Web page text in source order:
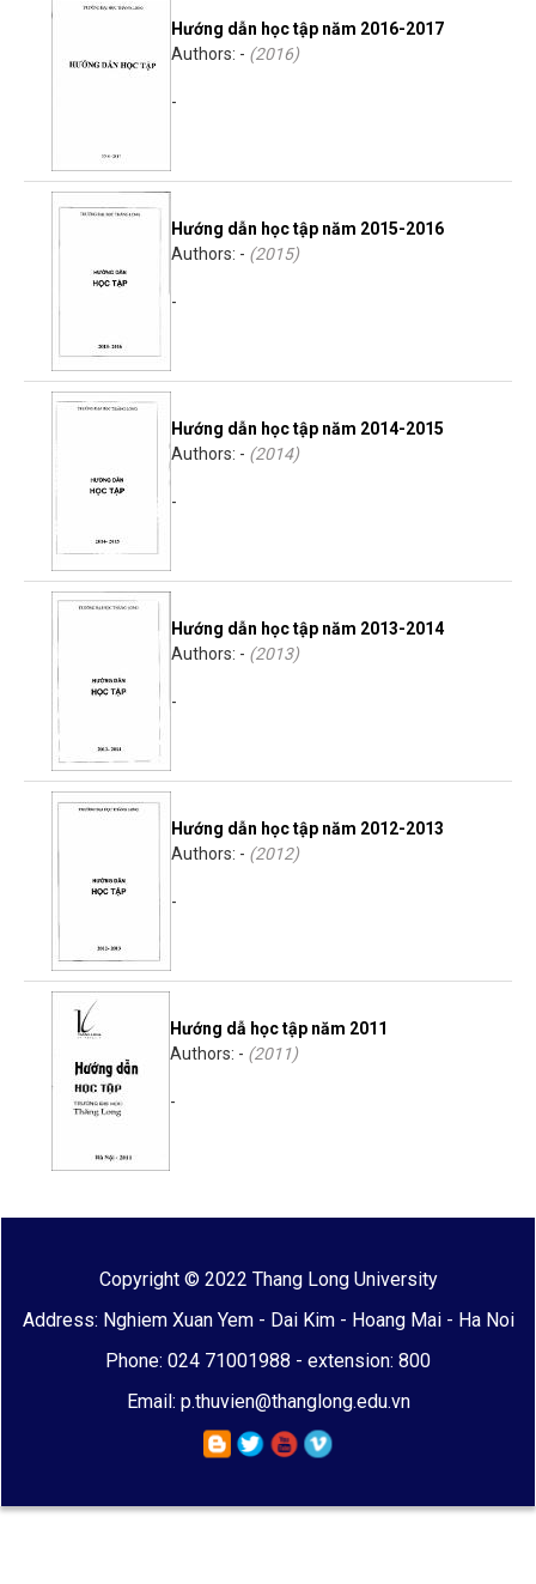
Hướng dẫn học tập năm 2016-2017
Authors: - (2016)
-
Hướng dẫn học tập năm 2015-2016
Authors: - (2015)
-
Hướng dẫn học tập năm 2014-2015
Authors: - (2014)
-
Hướng dẫn học tập năm 2013-2014
Authors: - (2013)
-
Hướng dẫn học tập năm 2012-2013
Authors: - (2012)
-
Hướng dẫ học tập năm 2011
Authors: - (2011)
-
Copyright © 2022 Thang Long University
Address: Nghiem Xuan Yem - Dai Kim - Hoang Mai - Ha Noi
Phone: 024 71001988 - extension: 800
Email: p.thuvien@thanglong.edu.vn